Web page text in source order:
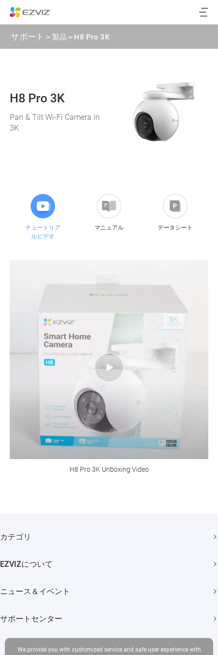
サポート > 製品 > H8 Pro 3K
H8 Pro 3K
Pan & Tilt Wi-Fi Camera in
3K
チュートリア
ルビデオ
マニュアル データシート
H8 Pro 3K Unboxing Video
カテゴリ
EZVIZについて
Trust Center
ニュース＆イベント
サポートセンター
よくある質問
We provide you with customized service and safe user experience with